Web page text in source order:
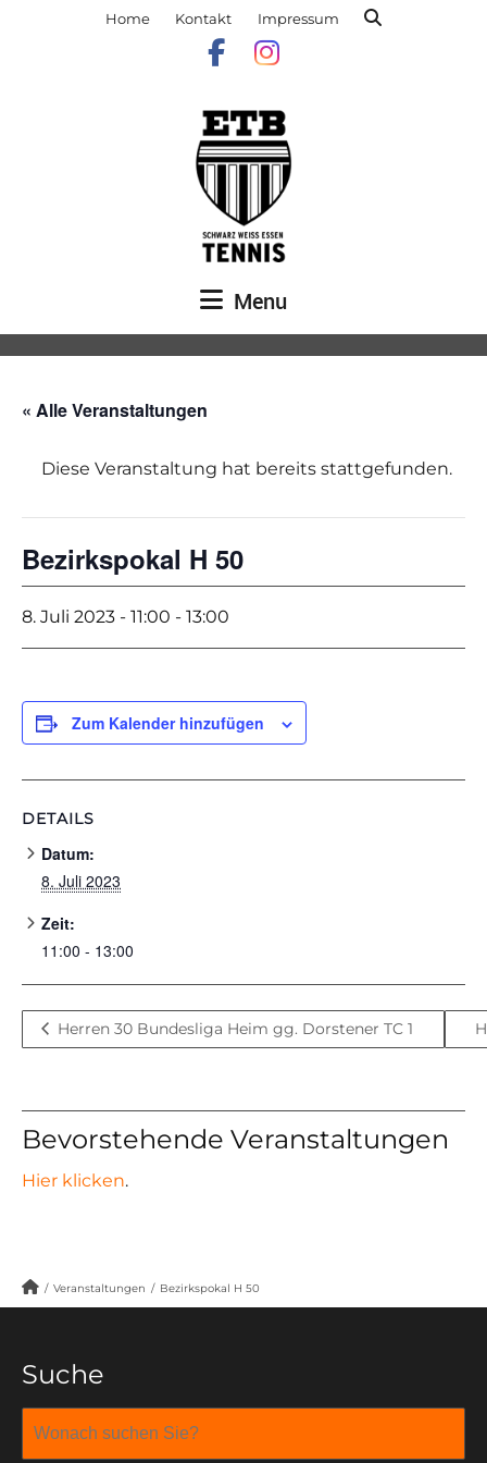
Home Kontakt Impressum
Menu
« Alle Veranstaltungen
Diese Veranstaltung hat bereits stattgefunden.
Bezirkspokal H 50
8. Juli 2023 - 11:00 - 13:00
Zum Kalender hinzufügen
DETAILS
Datum:
8. Juli 2023
Zeit:
11:00 - 13:00
Herren 30 Bundesliga Heim gg. Dorstener TC 1
Bevorstehende Veranstaltungen
Hier klicken.
/ Veranstaltungen / Bezirkspokal H 50
Suche